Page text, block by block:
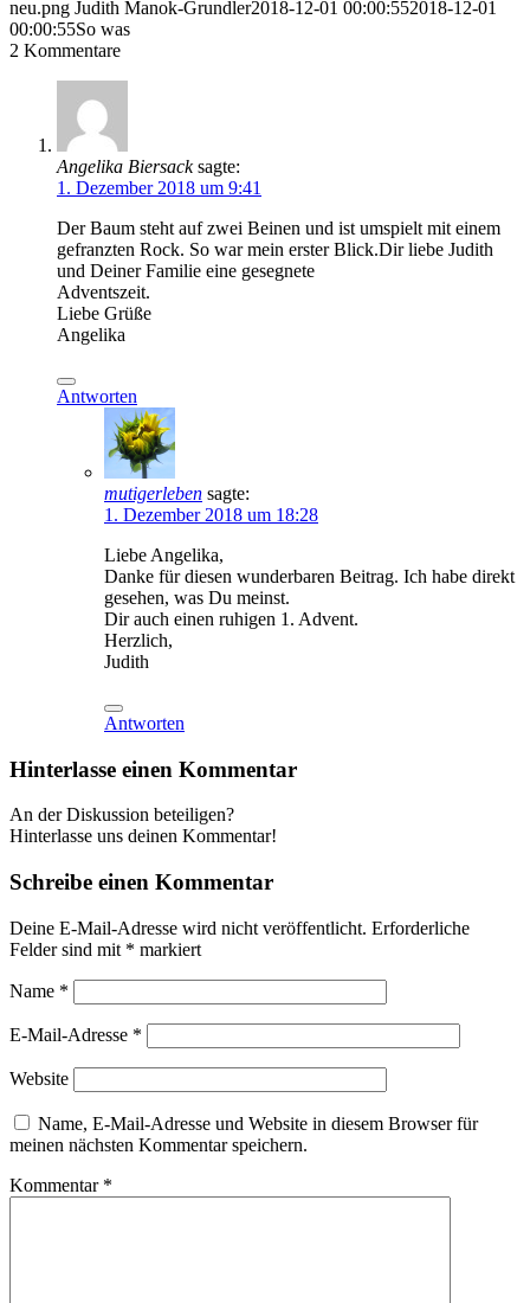
neu.png Judith Manok-Grundler2018-12-01 00:00:552018-12-01
00:00:55So was
2 Kommentare
Angelika Biersack sagte:
1. Dezember 2018 um 9:41
Der Baum steht auf zwei Beinen und ist umspielt mit einem
gefranzten Rock. So war mein erster Blick.Dir liebe Judith
und Deiner Familie eine gesegnete
Adventszeit.
Liebe Grüße
Angelika
Antworten
mutigerleben sagte:
1. Dezember 2018 um 18:28
Liebe Angelika,
Danke für diesen wunderbaren Beitrag. Ich habe direkt
gesehen, was Du meinst.
Dir auch einen ruhigen 1. Advent.
Herzlich,
Judith
Antworten
Hinterlasse einen Kommentar
An der Diskussion beteiligen?
Hinterlasse uns deinen Kommentar!
Schreibe einen Kommentar
Deine E-Mail-Adresse wird nicht veröffentlicht. Erforderliche
Felder sind mit * markiert
Name *
E-Mail-Adresse *
Website
Name, E-Mail-Adresse und Website in diesem Browser für
meinen nächsten Kommentar speichern.
Kommentar *